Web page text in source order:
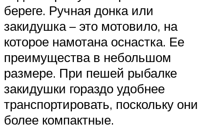
береге. Ручная донка или
закидушка – это мотовило, на
которое намотана оснастка. Ее
преимущества в небольшом
размере. При пешей рыбалке
закидушки гораздо удобнее
транспортировать, поскольку они
более компактные.